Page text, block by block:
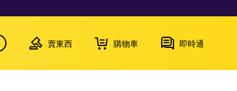
賣東西 購物車 即時通